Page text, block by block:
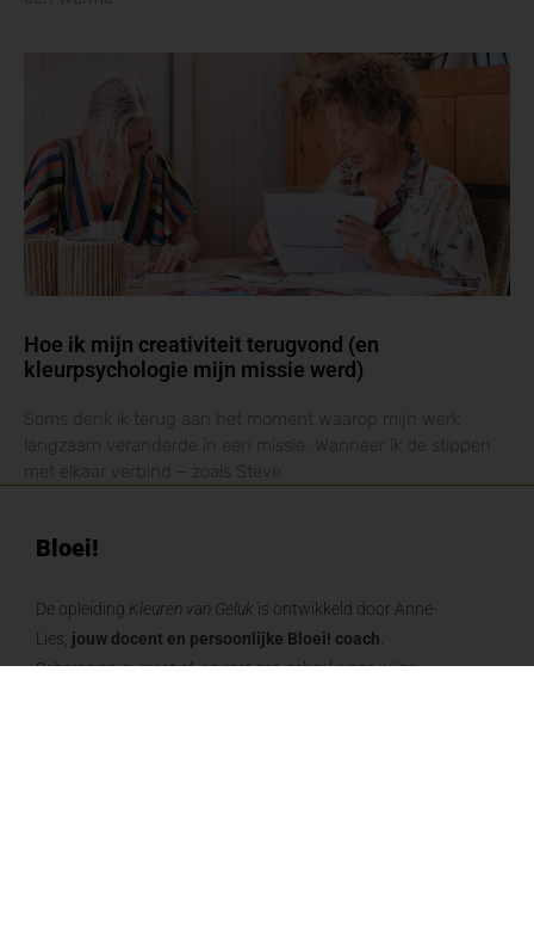
Hoe ik mijn creativiteit terugvond (en
kleurpsychologie mijn missie werd)
Soms denk ik terug aan het moment waarop mijn werk
langzaam veranderde in een missie. Wanneer ik de stippen
met elkaar verbind – zoals Steve
Bloei!
De opleiding Kleuren van Geluk is ontwikkeld door Anne-
Lies, jouw docent en persoonlijke Bloei! coach
Scherpzinnig, creatief, en met een geheel eigen wijze.